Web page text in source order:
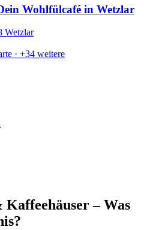
Wohlfülcafé in Wetzlar
Wetzlar
· +34 weitere
Kaffeehäuser – Was